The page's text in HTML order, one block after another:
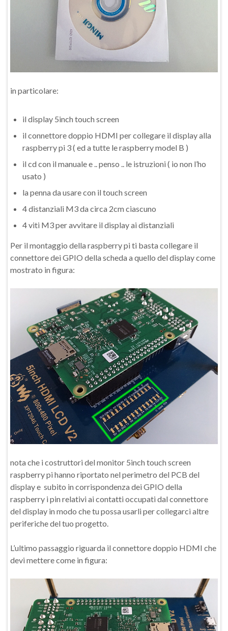
in particolare:
il display 5inch touch screen
il connettore doppio HDMI per collegare il display alla
raspberry pi 3 ( ed a tutte le raspberry model B )
il cd con il manuale e .. penso .. le istruzioni ( io non l’ho
usato )
la penna da usare con il touch screen
4 distanziali M3 da circa 2cm ciascuno
4 viti M3 per avvitare il display ai distanziali
Per il montaggio della raspberry pi ti basta collegare il
connettore dei GPIO della scheda a quello del display come
mostrato in figura:
nota che i costruttori del monitor 5inch touch screen
raspberry pi hanno riportato nel perimetro del PCB del
display e subito in corrispondenza dei GPIO della
raspberry i pin relativi ai contatti occupati dal connettore
del display in modo che tu possa usarli per collegarci altre
periferiche del tuo progetto.
L’ultimo passaggio riguarda il connettore doppio HDMI che
devi mettere come in figura: